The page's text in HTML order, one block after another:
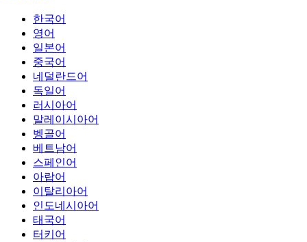
한국어
영어
일본어
중국어
네덜란드어
독일어
러시아어
말레이시아어
벵골어
베트남어
스페인어
아랍어
이탈리아어
인도네시아어
태국어
터키어